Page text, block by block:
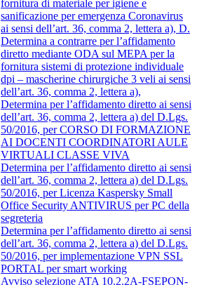
fornitura di materiale per igiene e
sanificazione per emergenza Coronavirus
ai sensi dell’art. 36, comma 2, lettera a), D.
Determina a contrarre per l’affidamento
diretto mediante ODA sul MEPA per la
fornitura sistemi di protezione individuale
dpi – mascherine chirurgiche 3 veli ai sensi
dell’art. 36, comma 2, lettera a),
Determina per l’affidamento diretto ai sensi
dell’art. 36, comma 2, lettera a) del D.Lgs.
50/2016, per CORSO DI FORMAZIONE
AI DOCENTI COORDINATORI AULE
VIRTUALI CLASSE VIVA
Determina per l’affidamento diretto ai sensi
dell’art. 36, comma 2, lettera a) del D.Lgs.
50/2016, per Licenza Kaspersky Small
Office Security ANTIVIRUS per PC della
segreteria
Determina per l’affidamento diretto ai sensi
dell’art. 36, comma 2, lettera a) del D.Lgs.
50/2016, per implementazione VPN SSL
PORTAL per smart working
Avviso selezione ATA 10.2.2A-FSEPON-